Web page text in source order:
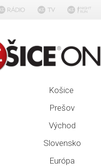
Košice
Prešov
Východ
Slovensko
Európa